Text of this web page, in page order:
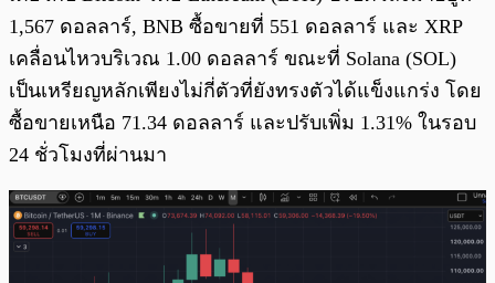
1,567 ดอลลาร์, BNB ซื้อขายที่ 551 ดอลลาร์ และ XRP
เคลื่อนไหวบริเวณ 1.00 ดอลลาร์ ขณะที่ Solana (SOL)
เป็นเหรียญหลักเพียงไม่กี่ตัวที่ยังทรงตัวได้แข็งแกร่ง โดย
ซื้อขายเหนือ 71.34 ดอลลาร์ และปรับเพิ่ม 1.31% ในรอบ
24 ชั่วโมงที่ผ่านมา